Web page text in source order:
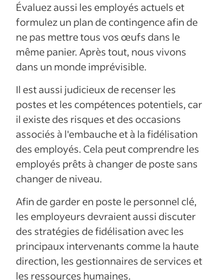
Évaluez aussi les employés actuels et
formulez un plan de contingence afin de
ne pas mettre tous vos œufs dans le
même panier. Après tout, nous vivons
dans un monde imprévisible.
Il est aussi judicieux de recenser les
postes et les compétences potentiels, car
il existe des risques et des occasions
associés à l'embauche et à la fidélisation
des employés. Cela peut comprendre les
employés prêts à changer de poste sans
changer de niveau.
Afin de garder en poste le personnel clé,
les employeurs devraient aussi discuter
des stratégies de fidélisation avec les
principaux intervenants comme la haute
direction, les gestionnaires de services et
les ressources humaines.